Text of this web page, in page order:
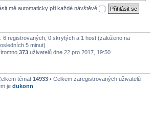
mě automaticky při každé návštěvě
6 registrovaných, 0 skrytých a 1 host (založeno na
5 minut)
373 uživatelů dne 22 pro 2017, 19:50
témat 14933 • Celkem zaregistrovaných uživatelů
je dukonn